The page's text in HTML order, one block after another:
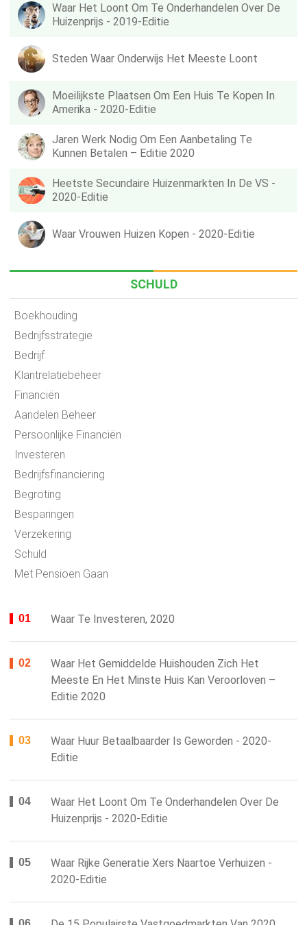
Waar Het Loont Om Te Onderhandelen Over De
Huizenprijs - 2019-Editie
Steden Waar Onderwijs Het Meeste Loont
Moeilijkste Plaatsen Om Een ​​huis Te Kopen In
Amerika - 2020-Editie
Jaren Werk Nodig Om Een ​​aanbetaling Te
Kunnen Betalen – Editie 2020
Heetste Secundaire Huizenmarkten In De VS -
2020-Editie
Waar Vrouwen Huizen Kopen - 2020-Editie
SCHULD
Boekhouding
Bedrijfsstrategie
Bedrijf
Klantrelatiebeheer
Financiën
Aandelen Beheer
Persoonlijke Financiën
Investeren
Bedrijfsfinanciering
Begroting
Besparingen
Verzekering
Schuld
Met Pensioen Gaan
Waar Te Investeren, 2020
Waar Het Gemiddelde Huishouden Zich Het
Meeste En Het Minste Huis Kan Veroorloven –
Editie 2020
Waar Huur Betaalbaarder Is Geworden - 2020-
Editie
Waar Het Loont Om Te Onderhandelen Over De
Huizenprijs - 2020-Editie
Waar Rijke Generatie Xers Naartoe Verhuizen -
2020-Editie